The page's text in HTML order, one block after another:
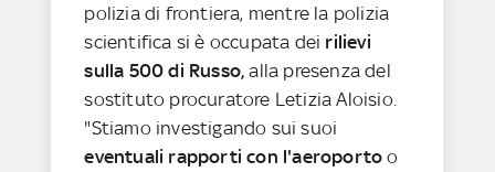
polizia di frontiera, mentre la polizia
scientifica si è occupata dei rilievi
sulla 500 di Russo,alla presenza del
sostituto procuratore Letizia Aloisio.
"Stiamo investigando sui suoi
eventuali rapporti con l'aeroporto o